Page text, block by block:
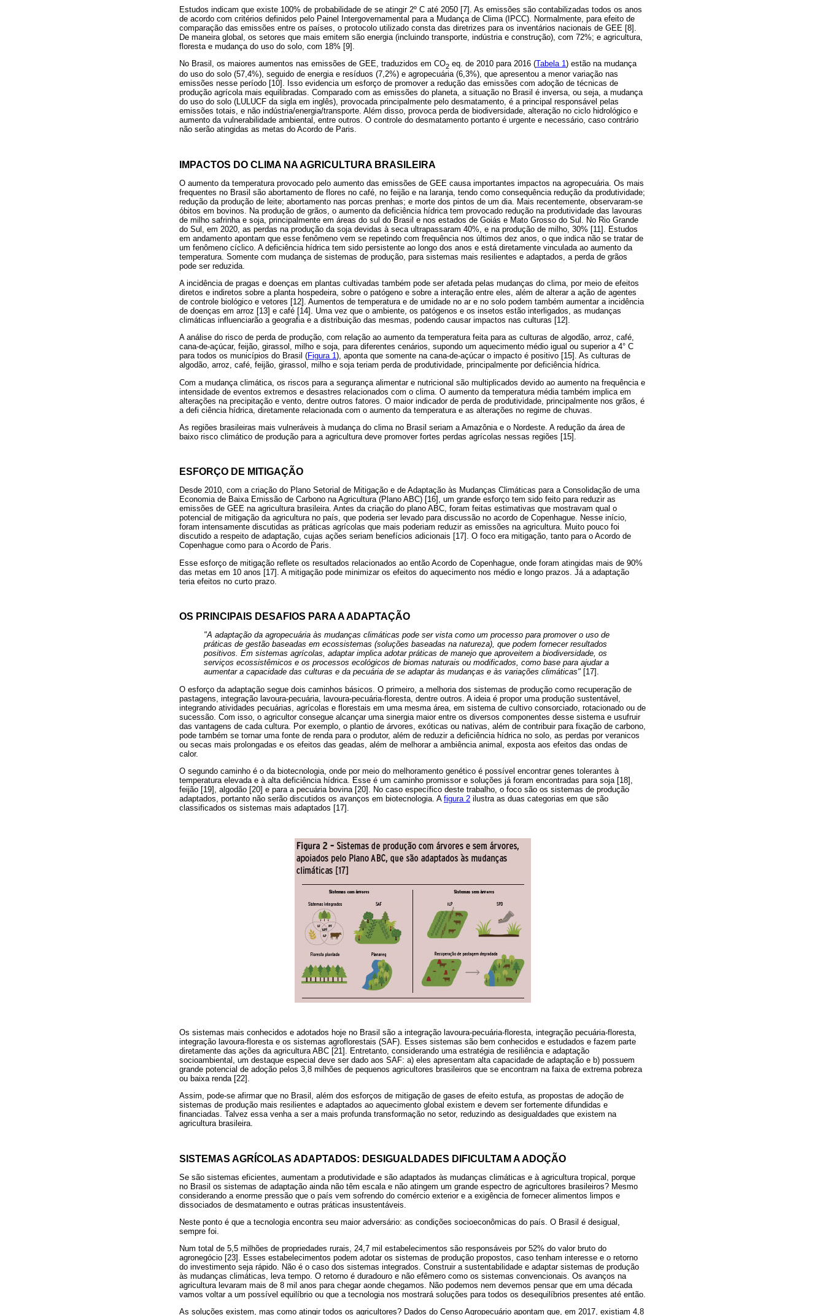
Estudos indicam que existe 100% de probabilidade de se atingir 2º C até 2050 [7]. As emissões são contabilizadas todos os anos
de acordo com critérios definidos pelo Painel Intergovernamental para a Mudança de Clima (IPCC). Normalmente, para efeito de
comparação das emissões entre os países, o protocolo utilizado consta das diretrizes para os inventários nacionais de GEE [8].
De maneira global, os setores que mais emitem são energia (incluindo transporte, indústria e construção), com 72%; e agricultura,
floresta e mudança do uso do solo, com 18% [9].
No Brasil, os maiores aumentos nas emissões de GEE, traduzidos em CO2 eq. de 2010 para 2016 (Tabela 1 ) estão na mudança
do uso do solo (57,4%), seguido de energia e resíduos (7,2%) e agropecuária (6,3%), que apresentou a menor variação nas
emissões nesse período [10]. Isso evidencia um esforço de promover a redução das emissões com adoção de técnicas de
produção agrícola mais equilibradas. Comparado com as emissões do planeta, a situação no Brasil é inversa, ou seja, a mudança
do uso do solo (LULUCF da sigla em inglês), provocada principalmente pelo desmatamento, é a principal responsável pelas
emissões totais, e não indústria/energia/transporte. Além disso, provoca perda de biodiversidade, alteração no ciclo hidrológico e
aumento da vulnerabilidade ambiental, entre outros. O controle do desmatamento portanto é urgente e necessário, caso contrário
não serão atingidas as metas do Acordo de Paris.
IMPACTOS DO CLIMA NA AGRICULTURA BRASILEIRA
O aumento da temperatura provocado pelo aumento das emissões de GEE causa importantes impactos na agropecuária. Os mais
frequentes no Brasil são abortamento de flores no café, no feijão e na laranja, tendo como consequência redução da produtividade;
redução da produção de leite; abortamento nas porcas prenhas; e morte dos pintos de um dia. Mais recentemente, observaram-se
óbitos em bovinos. Na produção de grãos, o aumento da deficiência hídrica tem provocado redução na produtividade das lavouras
de milho safrinha e soja, principalmente em áreas do sul do Brasil e nos estados de Goiás e Mato Grosso do Sul. No Rio Grande
do Sul, em 2020, as perdas na produção da soja devidas à seca ultrapassaram 40%, e na produção de milho, 30% [11]. Estudos
em andamento apontam que esse fenômeno vem se repetindo com frequência nos últimos dez anos, o que indica não se tratar de
um fenômeno cíclico. A deficiência hídrica tem sido persistente ao longo dos anos e está diretamente vinculada ao aumento da
temperatura. Somente com mudança de sistemas de produção, para sistemas mais resilientes e adaptados, a perda de grãos
pode ser reduzida.
A incidência de pragas e doenças em plantas cultivadas também pode ser afetada pelas mudanças do clima, por meio de efeitos
diretos e indiretos sobre a planta hospedeira, sobre o patógeno e sobre a interação entre eles, além de alterar a ação de agentes
de controle biológico e vetores [12]. Aumentos de temperatura e de umidade no ar e no solo podem também aumentar a incidência
de doenças em arroz [13] e café [14]. Uma vez que o ambiente, os patógenos e os insetos estão interligados, as mudanças
climáticas influenciarão a geografia e a distribuição das mesmas, podendo causar impactos nas culturas [12].
A análise do risco de perda de produção, com relação ao aumento da temperatura feita para as culturas de algodão, arroz, café,
cana-de-açúcar, feijão, girassol, milho e soja, para diferentes cenários, supondo um aquecimento médio igual ou superior a 4° C
para todos os municípios do Brasil (Figura 1), aponta que somente na cana-de-açúcar o impacto é positivo [15]. As culturas de
algodão, arroz, café, feijão, girassol, milho e soja teriam perda de produtividade, principalmente por deficiência hídrica.
Com a mudança climática, os riscos para a segurança alimentar e nutricional são multiplicados devido ao aumento na frequência e
intensidade de eventos extremos e desastres relacionados com o clima. O aumento da temperatura média também implica em
alterações na precipitação e vento, dentre outros fatores. O maior indicador de perda de produtividade, principalmente nos grãos, é
a defi ciência hídrica, diretamente relacionada com o aumento da temperatura e as alterações no regime de chuvas.
As regiões brasileiras mais vulneráveis à mudança do clima no Brasil seriam a Amazônia e o Nordeste. A redução da área de
baixo risco climático de produção para a agricultura deve promover fortes perdas agrícolas nessas regiões [15].
ESFORÇO DE MITIGAÇÃO
Desde 2010, com a criação do Plano Setorial de Mitigação e de Adaptação às Mudanças Climáticas para a Consolidação de uma
Economia de Baixa Emissão de Carbono na Agricultura (Plano ABC) [16], um grande esforço tem sido feito para reduzir as
emissões de GEE na agricultura brasileira. Antes da criação do plano ABC, foram feitas estimativas que mostravam qual o
potencial de mitigação da agricultura no país, que poderia ser levado para discussão no acordo de Copenhague. Nesse início,
foram intensamente discutidas as práticas agrícolas que mais poderiam reduzir as emissões na agricultura. Muito pouco foi
discutido a respeito de adaptação, cujas ações seriam benefícios adicionais [17]. O foco era mitigação, tanto para o Acordo de
Copenhague como para o Acordo de Paris.
Esse esforço de mitigação reflete os resultados relacionados ao então Acordo de Copenhague, onde foram atingidas mais de 90%
das metas em 10 anos [17]. A mitigação pode minimizar os efeitos do aquecimento nos médio e longo prazos. Já a adaptação
teria efeitos no curto prazo.
OS PRINCIPAIS DESAFIOS PARA A ADAPTAÇÃO
"A adaptação da agropecuária às mudanças climáticas pode ser vista como um processo para promover o uso de
práticas de gestão baseadas em ecossistemas (soluções baseadas na natureza), que podem fornecer resultados
positivos. Em sistemas agrícolas, adaptar implica adotar práticas de manejo que aproveitem a biodiversidade, os
serviços ecossistêmicos e os processos ecológicos de biomas naturais ou modificados, como base para ajudar a
aumentar a capacidade das culturas e da pecuária de se adaptar às mudanças e às variações climáticas" [17].
O esforço da adaptação segue dois caminhos básicos. O primeiro, a melhoria dos sistemas de produção como recuperação de
pastagens, integração lavoura-pecuária, lavoura-pecuária-floresta, dentre outros. A ideia é propor uma produção sustentável,
integrando atividades pecuárias, agrícolas e florestais em uma mesma área, em sistema de cultivo consorciado, rotacionado ou de
sucessão. Com isso, o agricultor consegue alcançar uma sinergia maior entre os diversos componentes desse sistema e usufruir
das vantagens de cada cultura. Por exemplo, o plantio de árvores, exóticas ou nativas, além de contribuir para fixação de carbono,
pode também se tornar uma fonte de renda para o produtor, além de reduzir a deficiência hídrica no solo, as perdas por veranicos
ou secas mais prolongadas e os efeitos das geadas, além de melhorar a ambiência animal, exposta aos efeitos das ondas de
calor.
O segundo caminho é o da biotecnologia, onde por meio do melhoramento genético é possível encontrar genes tolerantes à
temperatura elevada e à alta deficiência hídrica. Esse é um caminho promissor e soluções já foram encontradas para soja [18],
feijão [19], algodão [20] e para a pecuária bovina [20]. No caso específico deste trabalho, o foco são os sistemas de produção
adaptados, portanto não serão discutidos os avanços em biotecnologia. A figura 2 ilustra as duas categorias em que são
classificados os sistemas mais adaptados [17].
Os sistemas mais conhecidos e adotados hoje no Brasil são a integração lavoura-pecuária-floresta, integração pecuária-floresta,
integração lavoura-floresta e os sistemas agroflorestais (SAF). Esses sistemas são bem conhecidos e estudados e fazem parte
diretamente das ações da agricultura ABC [21]. Entretanto, considerando uma estratégia de resiliência e adaptação
socioambiental, um destaque especial deve ser dado aos SAF: a) eles apresentam alta capacidade de adaptação e b) possuem
grande potencial de adoção pelos 3,8 milhões de pequenos agricultores brasileiros que se encontram na faixa de extrema pobreza
ou baixa renda [22].
Assim, pode-se afirmar que no Brasil, além dos esforços de mitigação de gases de efeito estufa, as propostas de adoção de
sistemas de produção mais resilientes e adaptados ao aquecimento global existem e devem ser fortemente difundidas e
financiadas. Talvez essa venha a ser a mais profunda transformação no setor, reduzindo as desigualdades que existem na
agricultura brasileira.
SISTEMAS AGRÍCOLAS ADAPTADOS: DESIGUALDADES DIFICULTAM A ADOÇÃO
Se são sistemas eficientes, aumentam a produtividade e são adaptados às mudanças climáticas e à agricultura tropical, porque
no Brasil os sistemas de adaptação ainda não têm escala e não atingem um grande espectro de agricultores brasileiros? Mesmo
considerando a enorme pressão que o país vem sofrendo do comércio exterior e a exigência de fornecer alimentos limpos e
dissociados de desmatamento e outras práticas insustentáveis.
Neste ponto é que a tecnologia encontra seu maior adversário: as condições socioeconômicas do país. O Brasil é desigual,
sempre foi.
Num total de 5,5 milhões de propriedades rurais, 24,7 mil estabelecimentos são responsáveis por 52% do valor bruto do
agronegócio [23]. Esses estabelecimentos podem adotar os sistemas de produção propostos, caso tenham interesse e o retorno
do investimento seja rápido. Não é o caso dos sistemas integrados. Construir a sustentabilidade e adaptar sistemas de produção
às mudanças climáticas, leva tempo. O retorno é duradouro e não efêmero como os sistemas convencionais. Os avanços na
agricultura levaram mais de 8 mil anos para chegar aonde chegamos. Não podemos nem devemos pensar que em uma década
vamos voltar a um possível equilíbrio ou que a tecnologia nos mostrará soluções para todos os desequilíbrios presentes até então.
As soluções existem, mas como atingir todos os agricultores? Dados do Censo Agropecuário apontam que, em 2017, existiam 4,8